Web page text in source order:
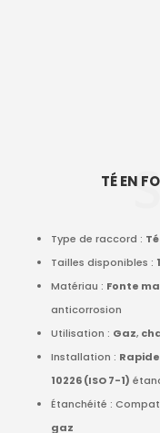
TÉ EN
Type de raccord :
Tailles disponibles :
Matériau : Fonte
anticorrosion
Utilisation : Gaz,
Installation :
10226 (ISO 7-1)
Étanchéité :
gaz